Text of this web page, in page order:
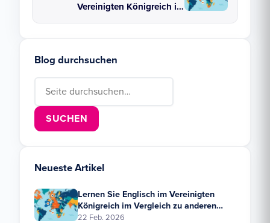
Vereinigten Königreich im
Blog durchsuchen
Neueste Artikel
Lernen Sie Englisch im Vereinigten
Königreich im Vergleich zu anderen
Ländern: Wie schneidet das Vereinigte
22 Feb. 2026